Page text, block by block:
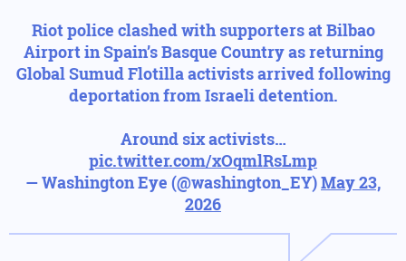
Riot police clashed with supporters at Bilbao
Airport in Spain’s Basque Country as returning
Global Sumud Flotilla activists arrived following
deportation from Israeli detention.
Around six activists…
pic.twitter.com/xOqmlRsLmp
— Washington Eye (@washington_EY)May 23,
2026